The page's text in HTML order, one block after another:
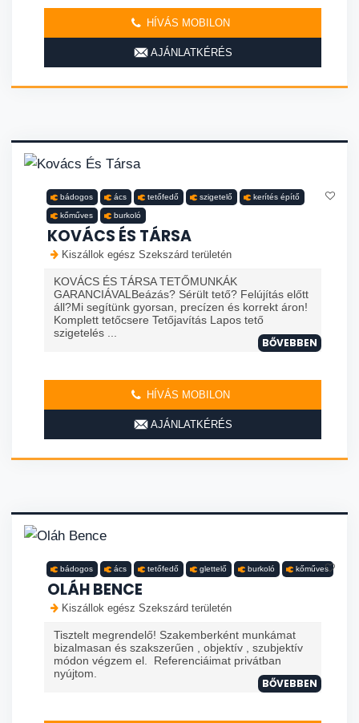
HÍVÁS MOBILON
AJÁNLATKÉRÉS
bádogos ács tetőfedő szigetelő kerítés építő
kőműves burkoló
KOVÁCS ÉS TÁRSA
Kiszállok egész Szekszárd területén
KOVÁCS ÉS TÁRSA TETŐMUNKÁK
GARANCIÁVALBeázás? Sérült tető? Felújítás előtt
áll?Mi segítünk gyorsan, precízen és korrekt áron!
Komplett tetőcsere Tetőjavítás Lapos tető
szigetelés ...
BŐVEBBEN
HÍVÁS MOBILON
AJÁNLATKÉRÉS
bádogos ács tetőfedő glettelő burkoló kőműves
OLÁH BENCE
Kiszállok egész Szekszárd területén
Tisztelt megrendelő! Szakemberként munkámat
bizalmasan és szakszerűen , objektív , szubjektív
módon végzem el. Referenciáimat privátban
nyújtom.
BŐVEBBEN